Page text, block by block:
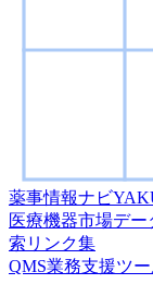
薬事情報ナビ
医療機器市場デー
索 リンク集
QMS業務支援ツ